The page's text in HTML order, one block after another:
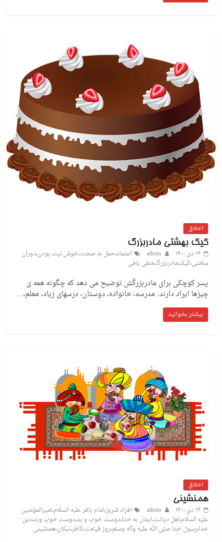
اخلاق
کیک بهشتی مادربزرگ
۱۴ دی ۱۴۰۰
admin اعتماد،حمل به صحت،خوش نیت بودن،دوران
سختی،کیک،مادربزرگ،منفی بافی
پسر کوچکی برای مادربزرگش توضیح می دهد که چگونه همه ی
چیزها ایراد دارند: مدرسه، خانواده، دوستان، درسهای زیاد، معلم،…
بیشتر بخوانید
اخلاق
همنشینی
۱۴ دی ۱۴۰۰
admin افراد شرور،امام باقر علیه السلام،امیرالمؤمنین
علیه السلام،اهل دیانت،ایمان به خدا،دوست خوب و بد،دوست خوب وبد،دین
خدا،رسول خدا صلی الله علیه وآله وسلم،روز قیامت،کافر،نیکان،همنشینی